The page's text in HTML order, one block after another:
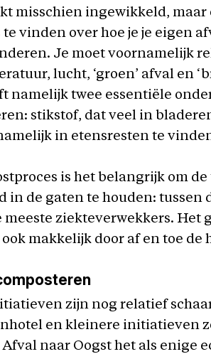
misschien ingewikkeld,
te vinden over hoe je je eigen
Je moet voornamelijk
lucht, ‘groen’ afval en
namelijk twee essentiële
stikstof, dat veel in
in etensresten te
is het belangrijk om
in de gaten te houden: tussen
meeste ziekteverwekkers. Het
makkelijk door af en toe de
zijn nog relatief
en kleinere initiatieven
naar Oogst het als enige